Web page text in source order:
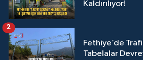
Kaldırılıyor!
Fethiye’de Trafikte Akıllı
Tabelalar
2